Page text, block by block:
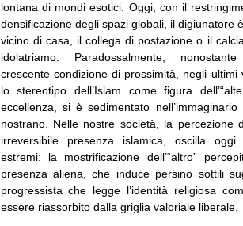
lontana di mondi esotici. Oggi, con il
densificazione degli spazi globali, il digiunatore
vicino di casa, il collega di postazione o il
idolatriamo. Paradossalmente,
crescente condizione di prossimità, negli ultimi
lo stereotipo dell’Islam come figura
eccellenza, si è sedimentato nell’immaginario
nostrano. Nelle nostre società, la percezione
irreversibile presenza islamica, oscilla
estremi: la mostrificazione dell’“altro”
presenza aliena, che induce persino sottili
progressista che legge l’identità religiosa
essere riassorbito dalla griglia valoriale liberale.